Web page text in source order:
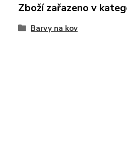
Zboží zařazeno v
Barvy na kov